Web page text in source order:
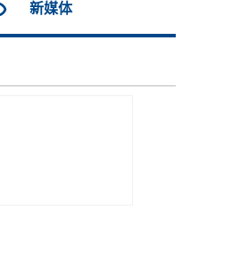
新媒体